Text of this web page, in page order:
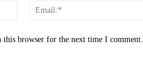
Name:*
this browser for the next time I comment.